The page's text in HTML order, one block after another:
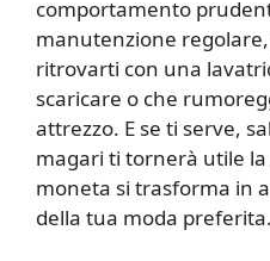
comportamento
manutenzione
ritrovarti con una
scaricare o che
attrezzo. E se ti serve,
magari ti tornerà utile
moneta si trasforma in
della tua moda preferita.